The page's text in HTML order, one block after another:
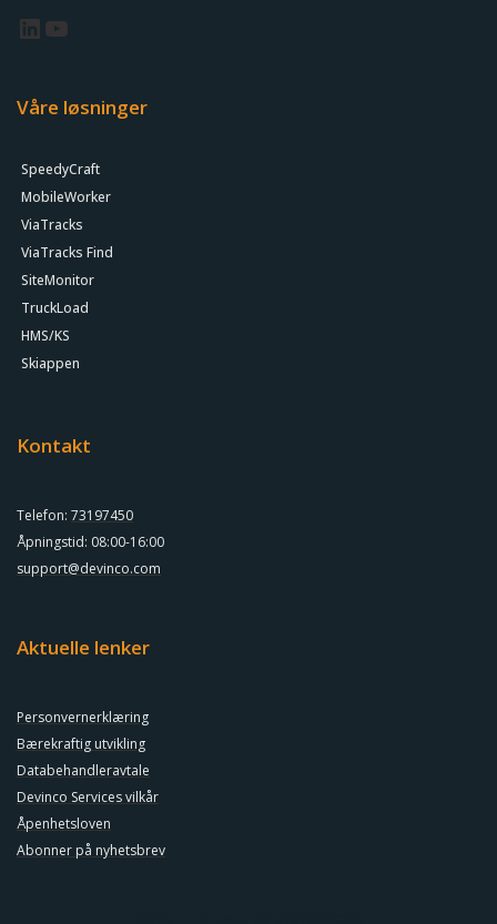
Våre løsninger
SpeedyCraft
MobileWorker
ViaTracks
ViaTracks Find
SiteMonitor
TruckLoad
HMS/KS
Skiappen
Kontakt
Telefon: 73197450
Åpningstid: 08:00-16:00
support@devinco.com
Aktuelle lenker
Personvernerklæring
Bærekraftig utvikling
Databehandleravtale
Devinco Services vilkår
Åpenhetsloven
Abonner på nyhetsbrev